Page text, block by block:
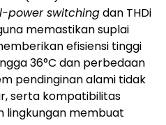
power switchingdan THDi
memastikan suplai
efisiensi tinggi
36°C dan perbedaan
pendinginan alami tidak
serta kompatibilitas
lingkungan membuat